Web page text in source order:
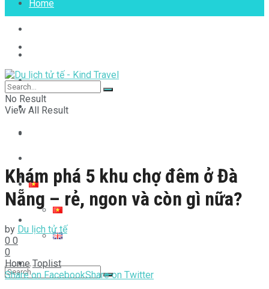
Home
Toplist
Tips
Việt Nam của tôi
Toplist
Video
No Result
View All Result
Khám phá 5 khu chợ đêm ở Đà
Nẵng – rẻ, ngon và còn gì nữa?
by Du lịch tử tế
0 0
0
Home Toplist
Share on FacebookShare on Twitter